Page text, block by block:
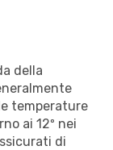
della
temperature
ai 12º nei
di